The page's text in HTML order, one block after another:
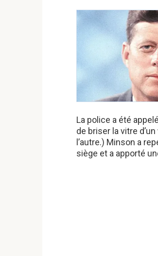
La police a été
de briser la vitre
l’autre.) Minson a
siège et a apporté